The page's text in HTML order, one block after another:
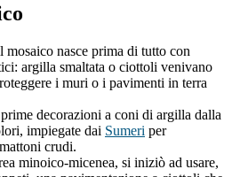
l mosaico nasce prima di tutto con
argilla smaltata o ciottoli venivano
i muri o i pavimenti in terra
decorazioni a coni di argilla dalla
impiegate dai Sumeri per
crudi.
minoico-micenea, si iniziò ad usare,